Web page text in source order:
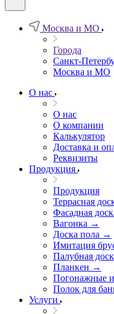
Москва и МО
Города
Санкт-
Москва и МО
О нас
О нас
О компании
Калькулятор
Доставка и
Реквизиты
Продукция
Продукция
Террасная
Фасадная
Вагонка →
Доска пола →
Имитация
Палубная
Планкен →
Погонажные
Полок для
Услуги